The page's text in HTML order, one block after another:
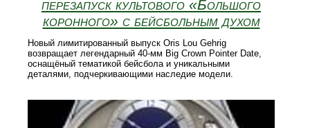
перезапуск культового «Большого
коронного» с бейсбольным духом
Новый лимитированный выпуск Oris Lou Gehrig
возвращает легендарный 40‑мм Big Crown Pointer Date,
оснащёный тематикой бейсбола и уникальными
деталями, подчеркивающими наследие модели.